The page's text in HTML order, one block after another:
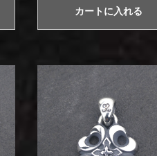
カートに入れる